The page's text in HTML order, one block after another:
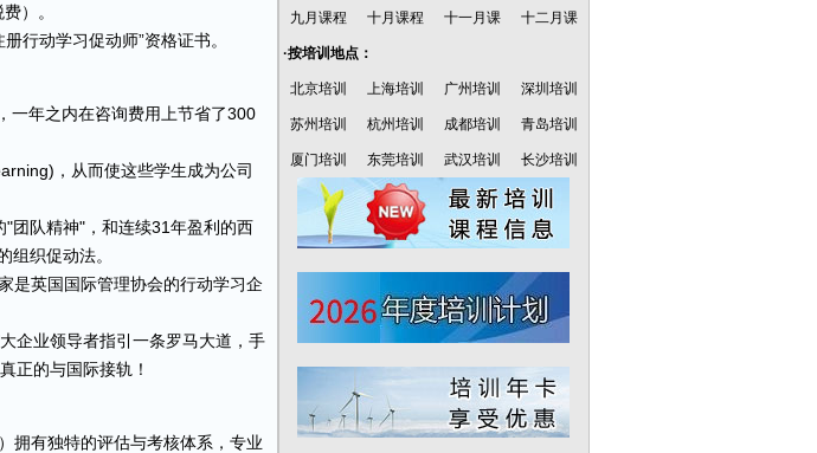
）。
行动学习促动师”资格证书。
一年之内在咨询费用上节省了300
，从而使这些学生成为公司
团队精神"，和连续31年盈利的西
织促动法。
是英国国际管理协会的行动学习企
企业领导者指引一条罗马大道，手
正的与国际接轨！
拥有独特的评估与考核体系，专业
九月课程 十月课程 十一月课 十二月课
·按培训地点：
北京培训 上海培训 广州培训 深圳培训
苏州培训 杭州培训 成都培训 青岛培训
厦门培训 东莞培训 武汉培训 长沙培训